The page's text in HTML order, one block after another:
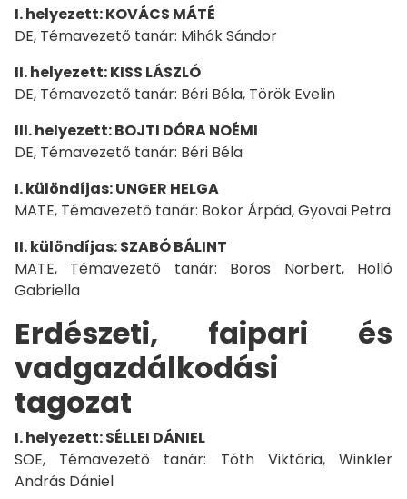
I. helyezett: KOVÁCS MÁTÉ
DE, Témavezető tanár: Mihók Sándor
II. helyezett: KISS LÁSZLÓ
DE, Témavezető tanár: Béri Béla, Török Evelin
III. helyezett: BOJTI DÓRA NOÉMI
DE, Témavezető tanár: Béri Béla
I. különdíjas: UNGER HELGA
MATE, Témavezető tanár: Bokor Árpád, Gyovai Petra
II. különdíjas: SZABÓ BÁLINT
MATE, Témavezető tanár: Boros Norbert, Holló
Gabriella
Erdészeti, faipari és
vadgazdálkodási
tagozat
I. helyezett: SÉLLEI DÁNIEL
SOE, Témavezető tanár: Tóth Viktória, Winkler
András Dániel